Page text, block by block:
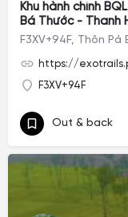
Khu hành chính
Bá Thước - Thanh
F3XV+94F, Thôn
https://
F3XV+94F
Out & back